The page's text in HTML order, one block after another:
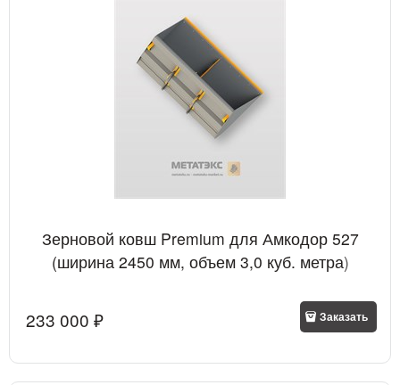
Зерновой ковш Premium для Амкодор 527
(ширина 2450 мм, объем 3,0 куб. метра)
233 000 ₽ Заказать